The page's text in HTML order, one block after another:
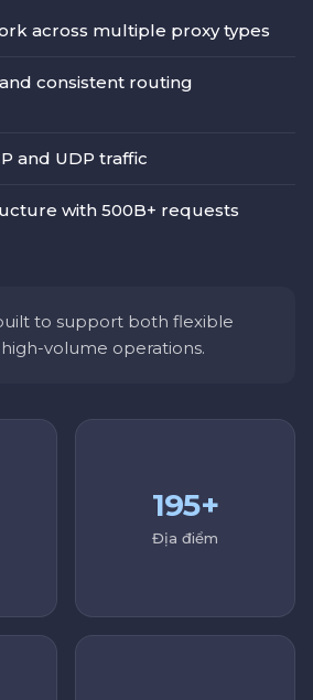
across multiple proxy types
consistent routing
and UDP traffic
with 500B+ requests
to support both flexible
volume operations.
195+
Địa điểm